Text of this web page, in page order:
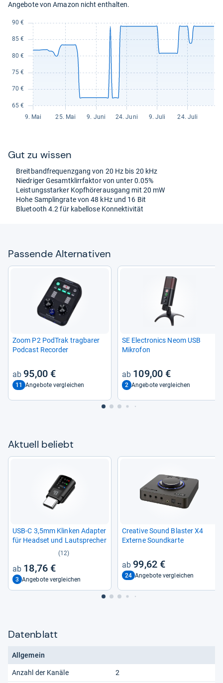
Angebote von Amazon nicht enthalten.
Gut zu wis­sen
Breit­band­fre­quenz­gang von 20 Hz bis 20 kHz
Nied­ri­ger Gesamt­klirr­fak­tor von unter 0.05%
Leis­tungs­star­ker Kopf­hö­rer­aus­gang mit 20 mW
Hohe Samp­lin­grate von 48 kHz und 16 Bit
Blue­tooth 4.2 für kabel­lose Kon­nek­ti­vi­tät
Pas­sende Alter­na­ti­ven
Zoom P2 Pod­Trak trag­ba­rer
Pod­cast Recor­der
95,00 €
11 Angebote vergleichen
SE Elec­tro­nics Neom USB
Mikro­fon
109,00 €
2 Angebote vergleichen
Aktu­ell beliebt
USB-​C 3,5mm Klin­ken Adap­ter
für Head­set und Laut­spre­cher
(12)
18,76 €
3 Angebote vergleichen
Crea­tive Sound Blas­ter X4
Externe Sound­karte
99,62 €
24 Angebote vergleichen
Datenblatt
Allgemein
Anzahl der Kanäle 2